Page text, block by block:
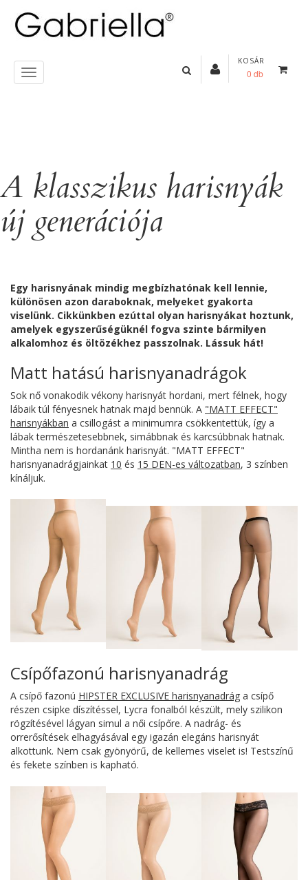
KOSÁR
0 db
A klasszikus harisnyák
új generációja
Egy harisnyának mindig megbízhatónak kell lennie,
különösen azon daraboknak, melyeket gyakorta
viselünk. Cikkünkben ezúttal olyan harisnyákat hoztunk,
amelyek egyszerűségüknél fogva szinte bármilyen
alkalomhoz és öltözékhez passzolnak. Lássuk hát!
Matt hatású harisnyanadrágok
Sok nő vonakodik vékony harisnyát hordani, mert félnek, hogy
lábaik túl fényesnek hatnak majd bennük. A "MATT EFFECT"
harisnyákban a csillogást a minimumra csökkentettük, így a
lábak természetesebbnek, simábbnak és karcsúbbnak hatnak.
Mintha nem is hordanánk harisnyát. "MATT EFFECT"
harisnyanadrágjainkat 10 és 15 DEN-es változatban, 3 színben
kínáljuk.
Csípőfazonú harisnyanadrág
A csípő fazonú HIPSTER EXCLUSIVE harisnyanadrág a csípő
részen csipke díszítéssel, Lycra fonalból készült, mely szilikon
rögzítésével lágyan simul a női csípőre. A nadrág- és
orrerősítések elhagyásával egy igazán elegáns harisnyát
alkottunk. Nem csak gyönyörű, de kellemes viselet is! Testszínű
és fekete színben is kapható.